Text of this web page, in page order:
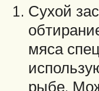
Сухой
мяса
рыбе.